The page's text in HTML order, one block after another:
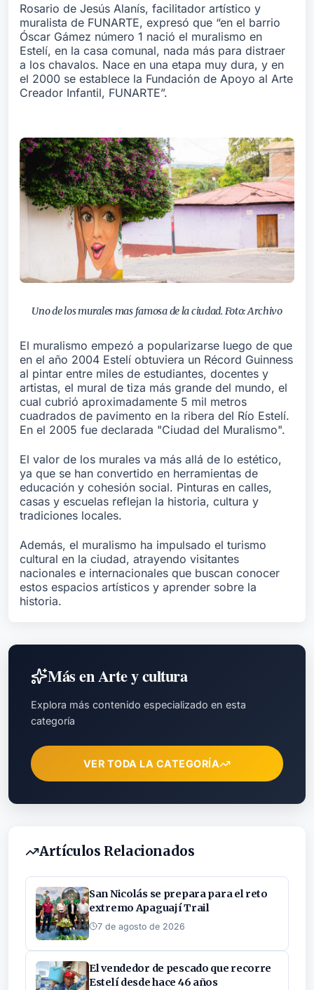
Rosario de Jesús Alanís, facilitador artístico y
muralista de FUNARTE, expresó que “en el barrio
Óscar Gámez número 1 nació el muralismo en
Estelí, en la casa comunal, nada más para distraer
a los chavalos. Nace en una etapa muy dura, y en
el 2000 se establece la Fundación de Apoyo al Arte
Creador Infantil, FUNARTE”.
Uno de los murales mas famosa de la ciudad. Foto: Archivo
El muralismo empezó a popularizarse luego de que
en el año 2004 Estelí obtuviera un Récord Guinness
al pintar entre miles de estudiantes, docentes y
artistas, el mural de tiza más grande del mundo, el
cual cubrió aproximadamente 5 mil metros
cuadrados de pavimento en la ribera del Río Estelí.
En el 2005 fue declarada "Ciudad del Muralismo".
El valor de los murales va más allá de lo estético,
ya que se han convertido en herramientas de
educación y cohesión social. Pinturas en calles,
casas y escuelas reflejan la historia, cultura y
tradiciones locales.
Además, el muralismo ha impulsado el turismo
cultural en la ciudad, atrayendo visitantes
nacionales e internacionales que buscan conocer
estos espacios artísticos y aprender sobre la
historia.
Más enArte y cultura
Explora más contenido especializado en esta
categoría
VER TODA LA CATEGORÍA
Artículos Relacionados
San Nicolás se prepara para el reto
extremo Apaguají Trail
7 de agosto de 2026
El vendedor de pescado que recorre
Estelí desde hace 46 años